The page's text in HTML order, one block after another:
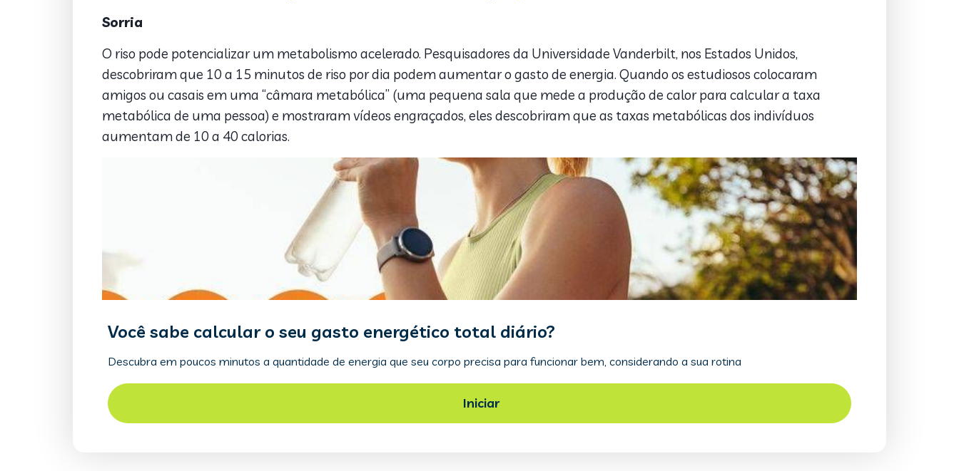
Sorria
O riso pode potencializar um metabolismo acelerado. Pesquisadores da Universidade Vanderbilt, nos Estados Unidos,
descobriram que 10 a 15 minutos de riso por dia podem aumentar o gasto de energia. Quando os estudiosos colocaram
amigos ou casais em uma “câmara metabólica” (uma pequena sala que mede a produção de calor para calcular a taxa
metabólica de uma pessoa) e mostraram vídeos engraçados, eles descobriram que as taxas metabólicas dos indivíduos
aumentam de 10 a 40 calorias.